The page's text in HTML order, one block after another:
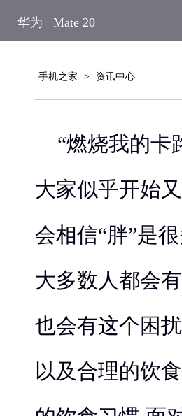
华为 Mate 20
手机之家 > 资讯中心
“燃烧我的卡
大家似乎开始
会相信“胖”是
大多数人都会
也会有这个困
以及合理的饮